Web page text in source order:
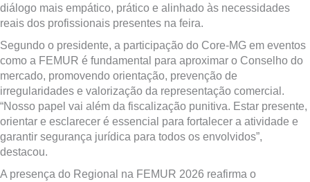
diálogo mais empático, prático e alinhado às necessidades
reais dos profissionais presentes na feira.
Segundo o presidente, a participação do Core-MG em eventos
como a FEMUR é fundamental para aproximar o Conselho do
mercado, promovendo orientação, prevenção de
irregularidades e valorização da representação comercial.
“Nosso papel vai além da fiscalização punitiva. Estar presente,
orientar e esclarecer é essencial para fortalecer a atividade e
garantir segurança jurídica para todos os envolvidos”,
destacou.
A presença do Regional na FEMUR 2026 reafirma o